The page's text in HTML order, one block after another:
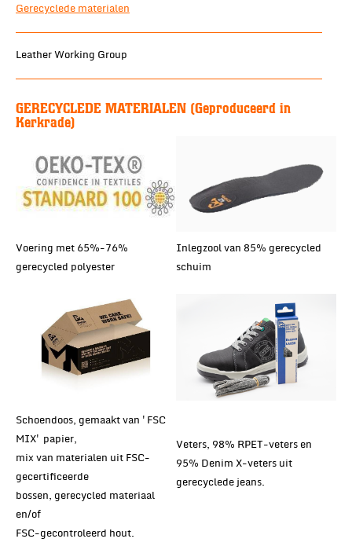
Gerecyclede materialen
Leather Working Group
GERECYCLEDE MATERIALEN (Geproduceerd in
Kerkrade)
Voering met 65%-76%
gerecycled polyester
Inlegzool van 85% gerecycled
schuim
Schoendoos, gemaakt van 'FSC
MIX' papier,
mix van materialen uit FSC-
gecertificeerde
bossen, gerecycled materiaal
en/of
FSC-gecontroleerd hout.
Veters, 98% RPET-veters en
95% Denim X-veters uit
gerecyclede jeans.